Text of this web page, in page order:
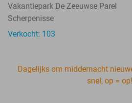
Vakantiepark De Zeeuwse Parel
Scherpenisse
Verkocht: 103
Dagelijks om middernacht
snel, op = op!